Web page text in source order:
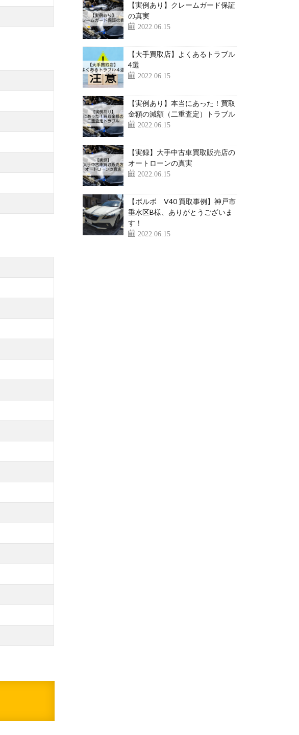
【実例あり】クレームガード保証
の真実
2022.06.15
【大手買取店】よくあるトラブル
4選
2022.06.15
【実例あり】本当にあった！買取
金額の減額（二重査定）トラブル
2022.06.15
【実録】大手中古車買取販売店の
オートローンの真実
2022.06.15
【ボルボ V40 買取事例】神戸市
垂水区B様、ありがとうございま
す！
2022.06.15